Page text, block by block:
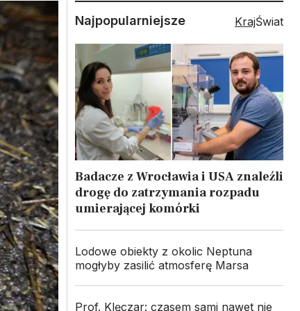
Najpopularniejsze KrajŚwiat
Badacze z Wrocławia i USA znaleźli
drogę do zatrzymania rozpadu
umierającej komórki
Lodowe obiekty z okolic Neptuna
mogłyby zasilić atmosferę Marsa
Prof. Klęczar: czasem sami nawet nie